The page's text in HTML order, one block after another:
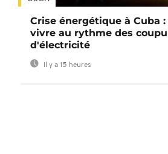
Crise énergétique à Cuba :
vivre au rythme des
d'électricité
Il y a 15 heures